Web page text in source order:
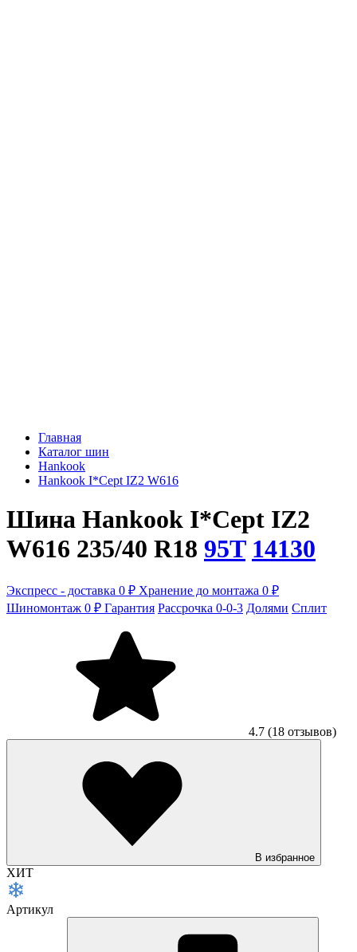
Главная
Каталог шин
Hankook
Hankook I*Cept IZ2 W616
Шина Hankook I*Cept IZ2
W616 235/40 R18 95T 14130
Экспресс - доставка 0 ₽ Хранение до монтажа 0 ₽
Шиномонтаж 0 ₽ Гарантия Рассрочка 0-0-3 Долями Сплит
4.7 (18 отзывов)
В избранное
ХИТ
Артикул